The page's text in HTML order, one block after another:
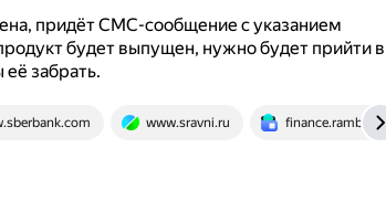
придёт СМС-сообщение с указанием
будет выпущен, нужно будет прийти в
забрать.
www.sravni.ru finance.rambler.ru